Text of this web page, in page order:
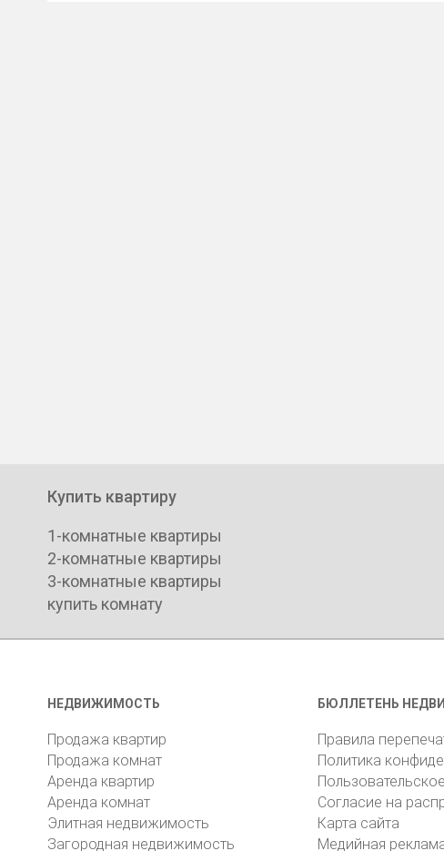
Купить квартиру
1-комнатные квартиры
2-комнатные квартиры
3-комнатные квартиры
купить комнату
НЕДВИЖИМОСТЬ
Продажа квартир
Продажа комнат
Аренда квартир
Аренда комнат
Элитная недвижимость
Загородная недвижимость
БЮЛЛЕТЕНЬ
Правила
Политика
Согласие на
Карта сайта
Медийная